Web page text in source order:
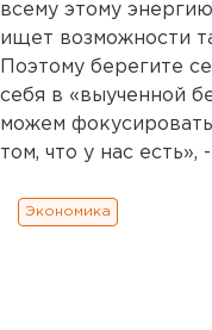
всему этому
ищет возможности
Поэтому берегите
себя в «выученной
можем
том, что у нас есть»,
Экономика